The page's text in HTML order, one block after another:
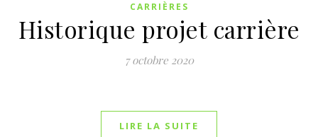
CARRIÈRES
Historique projet carrière
7 octobre 2020
LIRE LA SUITE